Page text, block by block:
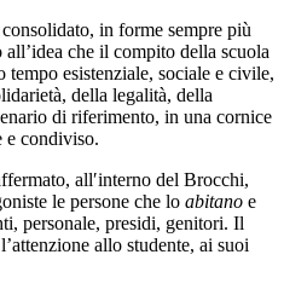
in forme sempre più
che il compito della scuola
tempo esistenziale, sociale e civile,
della legalità, della
di riferimento, in una cornice
e condiviso.
all′interno del Brocchi,
le persone che lo abitano e
personale, presidi, genitori. Il
allo studente, ai suoi